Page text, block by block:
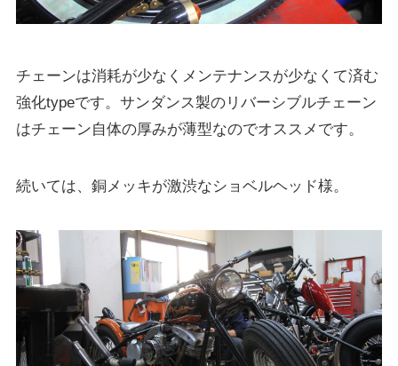
チェーンは消耗が少なくメンテナンスが少なくて済む
強化typeです。サンダンス製のリバーシブルチェーン
はチェーン自体の厚みが薄型なのでオススメです。
続いては、銅メッキが激渋なショベルヘッド様。